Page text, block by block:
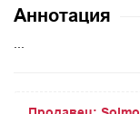
Аннотация